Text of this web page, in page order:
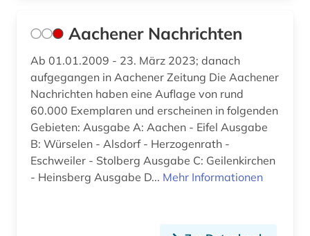
av-medienarbeit (1)
avantgarde (1)
bachelorarbeit (3)
bad kissingen (1)
baden (2)
Aachener Nachrichten
Ab 01.01.2009 - 23. März 2023; danach
aufgegangen in Aachener Zeitung Die Aachener
Nachrichten haben eine Auflage von rund
60.000 Exemplaren und erscheinen in folgenden
Gebieten: Ausgabe A: Aachen - Eifel Ausgabe
B: Würselen - Alsdorf - Herzogenrath -
Eschweiler - Stolberg Ausgabe C: Geilenkirchen
- Heinsberg Ausgabe D... Mehr Informationen